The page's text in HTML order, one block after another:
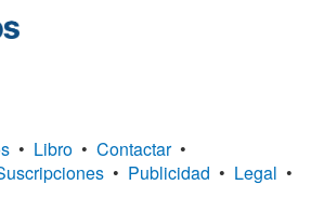
• Libro • Contactar •
• Publicidad • Legal •